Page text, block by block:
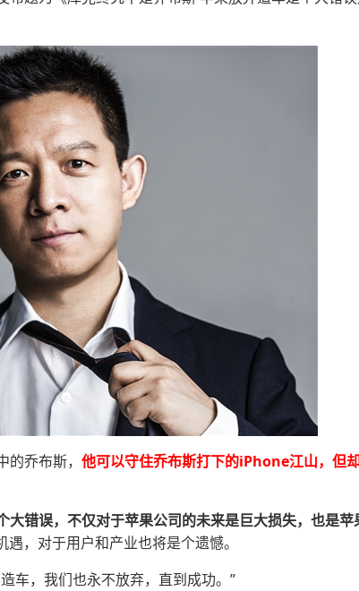
乔布斯， 他可以守住乔布斯打下的iPhone江山，但
大错误，不仅对于苹果公司的未来是巨大损失，也是苹
，对于用户和产业也将是个遗憾。
车，我们也永不放弃，直到成功。”